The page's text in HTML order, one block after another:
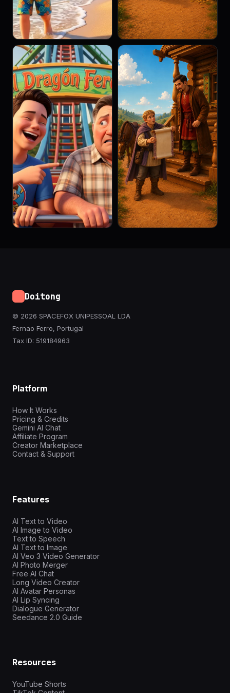
Doitong
© 2026 SPACEFOX UNIPESSOAL LDA
Fernao Ferro, Portugal
Tax ID: 519184963
Platform
How It Works
Pricing & Credits
Gemini AI Chat
Affiliate Program
Creator Marketplace
Contact & Support
Features
AI Text to Video
AI Image to Video
Text to Speech
AI Text to Image
AI Veo 3 Video Generator
AI Photo Merger
Free AI Chat
Long Video Creator
AI Avatar Personas
AI Lip Syncing
Dialogue Generator
Seedance 2.0 Guide
Resources
YouTube Shorts